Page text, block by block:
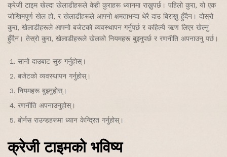
क्रेजी टाइम खेल्दा खेलाडीहरूले केही कुराहरू ध्यानमा राख्नुपर्छ। पहिलो कुरा, यो एक
जोखिमपूर्ण खेल हो, र खेलाडीहरूले आफ्नो क्षमताभन्दा धेरै दाउ बिराख्नु हुँदैन। दोस्रो
कुरा, खेलाडीहरूले आफ्नो बजेटको व्यवस्थापन गर्नुपर्छ र कहिल्यै ऋण लिएर खेल्नु
हुँदैन। तेस्रो कुरा, खेलाडीहरूले खेलको नियमहरू बुझ्नुपर्छ र रणनीति अपनाउनु पर्छ।
सानो दाउबाट सुरु गर्नुहोस्।
बजेटको व्यवस्थापन गर्नुहोस्।
नियमहरू बुझ्नुहोस्।
रणनीति अपनाउनुहोस्।
बोर्नस राउन्डहरूमा ध्यान केन्द्रित गर्नुहोस्।
क्रेजी टाइमको भविष्य